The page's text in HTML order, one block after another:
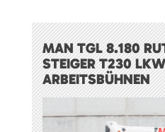
MAN TGL 8.180
STEIGER T230
ARBEITSBÜHNEN